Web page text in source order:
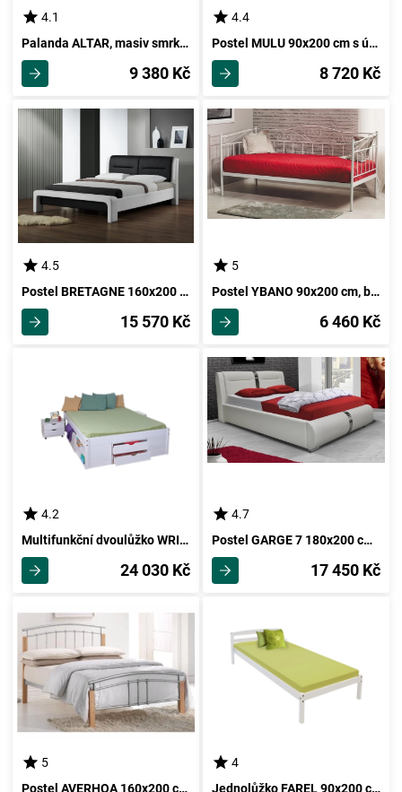
4.1
Palanda ALTAR, masiv smrk - bílý lak
9 380 Kč
4.4
Postel MULU 90x200 cm s úložným prostorem, lamino, buk
8 720 Kč
4.5
Postel BRETAGNE 160x200 cm, černá/bílá
15 570 Kč
5
Postel YBANO 90x200 cm, bílá
6 460 Kč
4.2
Multifunkční dvoulůžko WRIGHTSON 140x200 cm, masiv borovice/bílý lak
24 030 Kč
4.7
Postel GARGE 7 180x200 cm, bílá
17 450 Kč
5
Postel AVERHOA 160x200 cm s roštem, kov/ masiv
4
Jednolůžko FAREL 90x200 cm, masiv smrk, bílý lak